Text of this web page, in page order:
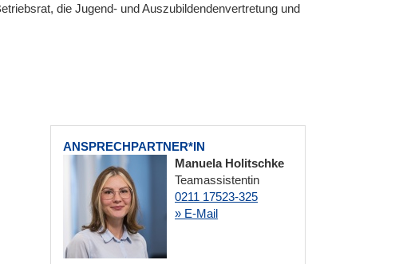
die Jugend- und Auszubildendenvertretung und
ANSPRECHPARTNER*IN
Manuela Holitschke
Teamassistentin
0211 17523-325
» E-Mail